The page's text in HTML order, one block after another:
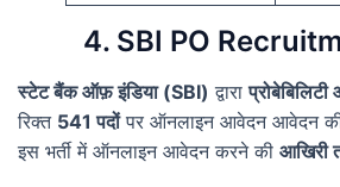
4. SBI PO
स्टेट बैंक ऑफ़ इंडिया (SBI) द्वारा
रिक्त 541 पदोंपर ऑनलाइन आवेदन आवेदन की
इस भर्ती में ऑनलाइन आवेदन करने की आखिरी